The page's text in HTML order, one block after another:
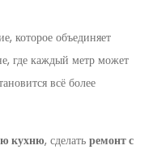
которое объединяет
где каждый метр может
всё более
кухню, сделать ремонт с